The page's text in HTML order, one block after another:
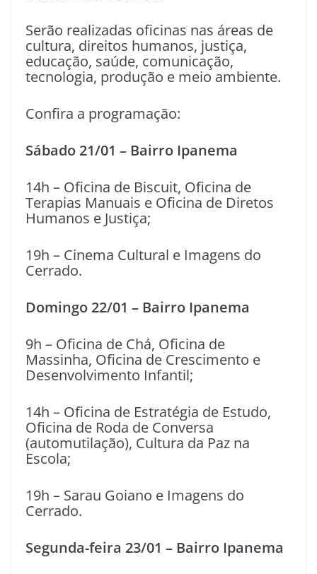
Serão realizadas oficinas nas áreas de
cultura, direitos humanos, justiça,
educação, saúde, comunicação,
tecnologia, produção e meio ambiente.
Confira a programação:
Sábado 21/01 – Bairro Ipanema
14h – Oficina de Biscuit, Oficina de
Terapias Manuais e Oficina de Diretos
Humanos e Justiça;
19h – Cinema Cultural e Imagens do
Cerrado.
Domingo 22/01 – Bairro Ipanema
9h – Oficina de Chá, Oficina de
Massinha, Oficina de Crescimento e
Desenvolvimento Infantil;
14h – Oficina de Estratégia de Estudo,
Oficina de Roda de Conversa
(automutilação), Cultura da Paz na
Escola;
19h – Sarau Goiano e Imagens do
Cerrado.
Segunda-feira 23/01 – Bairro Ipanema